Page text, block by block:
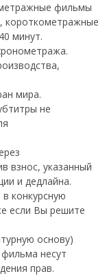
фильмы
короткометражные
минут.
мира.
не
взнос, указанный
и дедлайна.
конкурсную
если Вы решите
основу)
несут
прав.